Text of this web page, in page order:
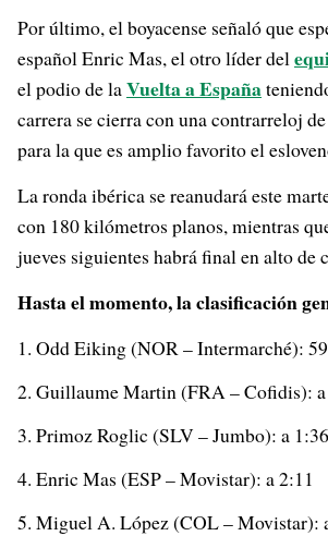
Por último, el boyacense señaló que
español Enric Mas, el otro líder del
el podio de laVuelta a España
carrera se cierra con una contrarreloj
para la que es amplio favorito el
La ronda ibérica se reanudará este
con 180 kilómetros planos, mientras
jueves siguientes habrá final en alto de
Hasta el momento, la clasificación
Odd Eiking (NOR – Intermarché):
Guillaume Martin (FRA – Cofidis):
Primoz Roglic (SLV – Jumbo): a 1:36
Enric Mas (ESP – Movistar): a 2:11
Miguel A. López (COL – Movistar):